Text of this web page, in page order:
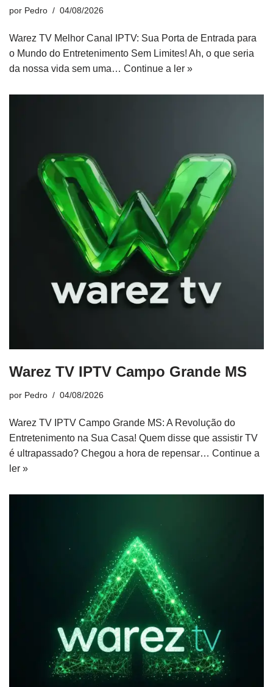
por Pedro 04/08/2026
Warez TV Melhor Canal IPTV: Sua Porta de Entrada para
o Mundo do Entretenimento Sem Limites! Ah, o que seria
da nossa vida sem uma… Continue a ler »
Warez TV IPTV Campo Grande MS
por Pedro 04/08/2026
Warez TV IPTV Campo Grande MS: A Revolução do
Entretenimento na Sua Casa! Quem disse que assistir TV
é ultrapassado? Chegou a hora de repensar… Continue a
ler »